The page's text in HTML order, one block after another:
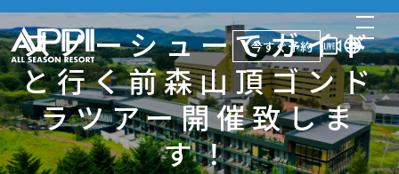
今すぐ予約
スノーシューでガイド
と行く前森山頂ゴンド
ラツアー開催致しま
す！